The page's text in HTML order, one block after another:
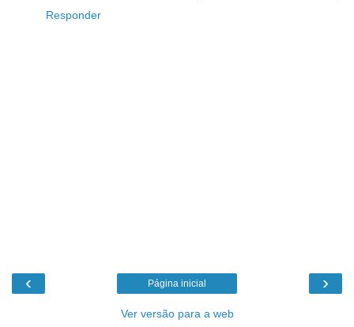
Responder
‹ ›
Página inicial
Ver versão para a web